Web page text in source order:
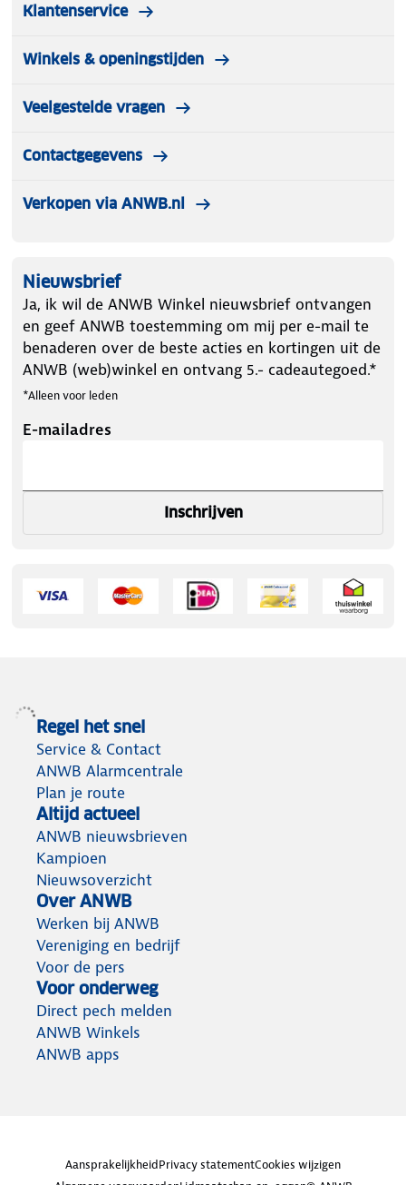
Klantenservice
Winkels & openingstijden
Veelgestelde vragen
Contactgegevens
Verkopen via ANWB.nl
Nieuwsbrief
Ja, ik wil de ANWB Winkel nieuwsbrief ontvangen
en geef ANWB toestemming om mij per e-mail te
benaderen over de beste acties en kortingen uit de
ANWB (web)winkel en ontvang 5.- cadeautegoed.*
*Alleen voor leden
E-mailadres
Inschrijven
Regel het snel
Service & Contact
ANWB Alarmcentrale
Plan je route
Altijd actueel
ANWB nieuwsbrieven
Kampioen
Nieuwsoverzicht
Over ANWB
Werken bij ANWB
Vereniging en bedrijf
Voor de pers
Voor onderweg
Direct pech melden
ANWB Winkels
ANWB apps
AansprakelijkheidPrivacy statementCookies wijzigen